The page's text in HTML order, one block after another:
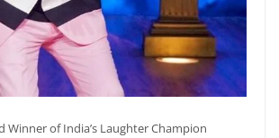
Winner of India’s Laughter Champion